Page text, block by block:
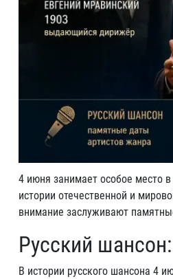
4 июня занимает особое место
истории отечественной и
внимание заслуживают
Русский
В истории русского шансона 4